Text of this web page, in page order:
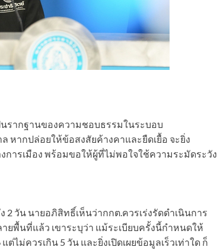
นรากฐานของความชอบธรรมในระบอบ
หากปล่อยให้ข้อสงสัยค้างคาและยืดเยื้อ จะยิ่ง
ารเมือง พร้อมขอให้ผู้ที่ไม่พอใจใช้ความระมัดระวัง
วัน นายอภิสิทธิ์เห็นว่ากกต.ควรเร่งรัดดำเนินการ
ยพื้นที่แล้ว เขาระบุว่า แม้ระเบียบครั้งนี้กำหนดให้
ไม่ควรเกิน 5 วัน และยิ่งเปิดเผยข้อมูลเร็วเท่าใด ก็